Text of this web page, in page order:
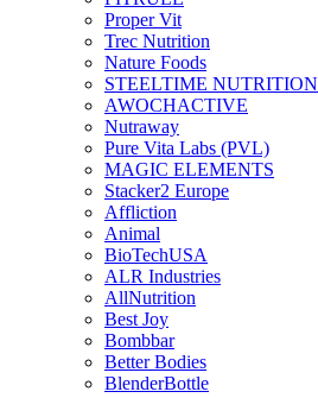
Proper Vit
Trec Nutrition
Nature Foods
STEELTIME NUTRITION
AWOCHACTIVE
Nutraway
Pure Vita Labs (PVL)
MAGIC ELEMENTS
Stacker2 Europe
Affliction
Animal
BioTechUSA
ALR Industries
AllNutrition
Best Joy
Bombbar
Better Bodies
BlenderBottle